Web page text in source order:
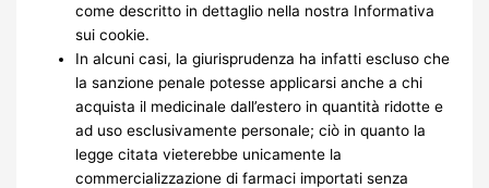
come descritto in dettaglio nella nostra Informativa
sui cookie.
In alcuni casi, la giurisprudenza ha infatti escluso che
la sanzione penale potesse applicarsi anche a chi
acquista il medicinale dall’estero in quantità ridotte e
ad uso esclusivamente personale; ciò in quanto la
legge citata vieterebbe unicamente la
commercializzazione di farmaci importati senza